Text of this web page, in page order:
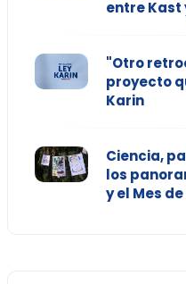
entre Kast
"Otro
proyecto
Karin
Ciencia,
los
y el Mes